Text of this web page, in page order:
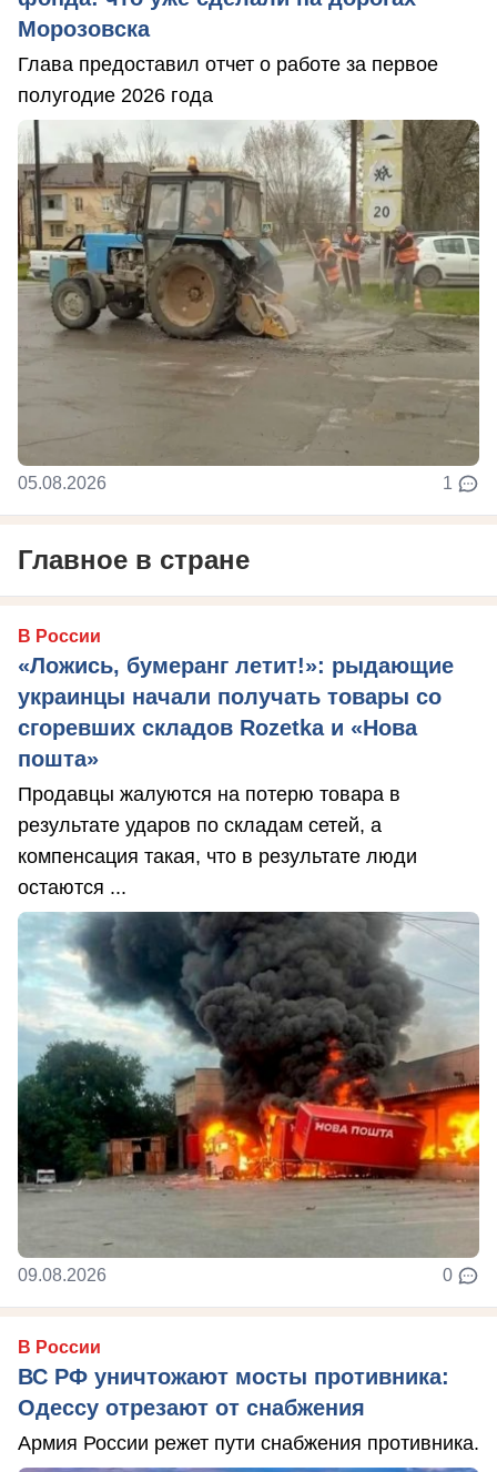
Морозовска
Глава предоставил отчет о работе за первое
полугодие 2026 года
05.08.2026 1
Главное в стране
В России
«Ложись, бумеранг летит!»: рыдающие
украинцы начали получать товары со
сгоревших складов Rozetka и «Нова
пошта»
Продавцы жалуются на потерю товара в
результате ударов по складам сетей, а
компенсация такая, что в результате люди
остаются ...
09.08.2026 0
В России
ВС РФ уничтожают мосты противника:
Одессу отрезают от снабжения
Армия России режет пути снабжения противника.